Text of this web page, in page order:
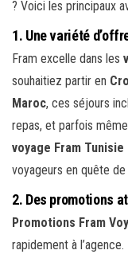
? Voici les principaux
1. Une variété
Fram excelle dans les
souhaitiez partir en
Maroc, ces séjours
repas, et parfois
voyage Fram
voyageurs en quête
2. Des promotions
Promotions Fram
rapidement à